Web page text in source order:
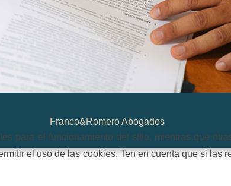
Franco&Romero Abogados
para el funcionamiento del sitio, mientras que
el uso de las cookies. Ten en cuenta que si las